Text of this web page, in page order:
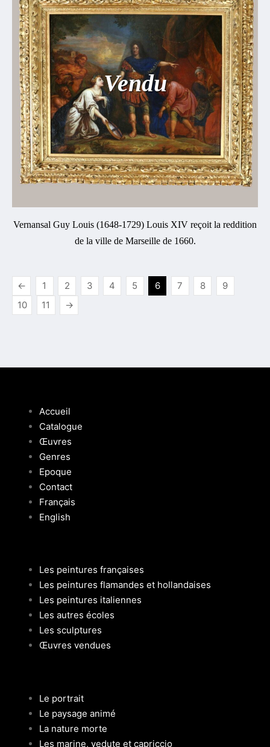
Vendu
Vernansal Guy Louis (1648-1729) Louis XIV reçoit la reddition
de la ville de Marseille de 1660.
← 1 2 3 4 5 6 7 8
9
10
11 →
Accueil
Catalogue
Œuvres
Genres
Epoque
Contact
Français
English
Les peintures françaises
Les peintures flamandes et hollandaises
Les peintures italiennes
Les autres écoles
Les sculptures
Œuvres vendues
Le portrait
Le paysage animé
La nature morte
Les marine, vedute et capriccio